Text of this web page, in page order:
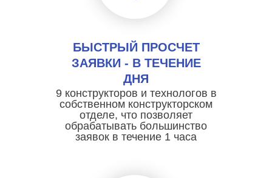
БЫСТРЫЙ ПРОСЧЕТ
ЗАЯВКИ - В ТЕЧЕНИЕ
ДНЯ
9 конструкторов и технологов в
собственном конструкторском
отделе, что позволяет
обрабатывать большинство
заявок в течение 1 часа